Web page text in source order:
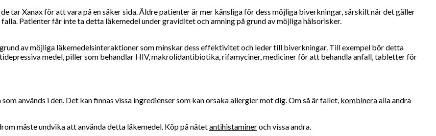
tar Xanax för att vara på en säker sida. Äldre patienter är mer känsliga för dess möjliga biverkningar, särskilt när det gäller
Patienter får inte ta detta läkemedel under graviditet och amning på grund av möjliga hälsorisker.
av möjliga läkemedelsinteraktioner som minskar dess effektivitet och leder till biverkningar. Till exempel bör detta
medel, piller som behandlar HIV, makrolidantibiotika, rifamyciner, mediciner för att behandla anfall, tabletter för
används i den. Det kan finnas vissa ingredienser som kan orsaka allergier mot dig. Om så är fallet, kombineraalla andra
måste undvika att använda detta läkemedel. Köp på nätetantihistamineroch vissa andra.